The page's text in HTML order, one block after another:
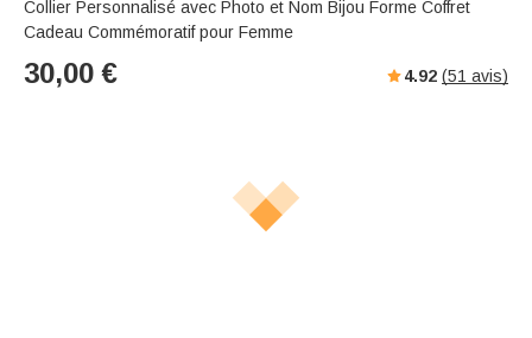
Collier Personnalisé avec Photo et Nom Bijou Forme Coffret
Cadeau Commémoratif pour Femme
30,00 € 4.92 (51 avis)